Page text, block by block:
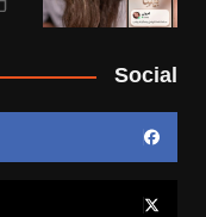
Social